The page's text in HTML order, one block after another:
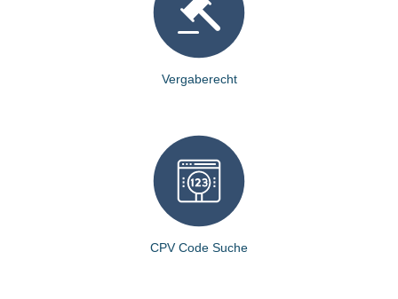
Vergaberecht
CPV Code Suche